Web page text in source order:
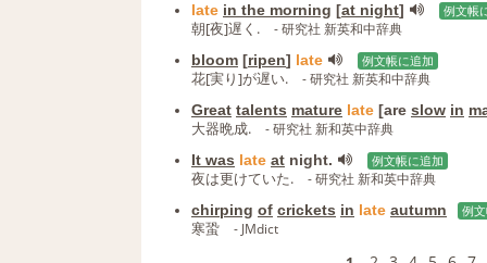
late in the morning [at night] 例文帳
朝[夜]遅く. - 研究社 新英和中辞典
bloom [ripen] late 例文帳に追加
花[実り]が遅い. - 研究社 新英和中辞典
Great talents mature late [are slow in
大器晩成. - 研究社 新和英中辞典
It was late at night. 例文帳に追加
夜は更けていた. - 研究社 新和英中辞典
chirping of crickets in late autumn 例
寒蛩 - JMdict